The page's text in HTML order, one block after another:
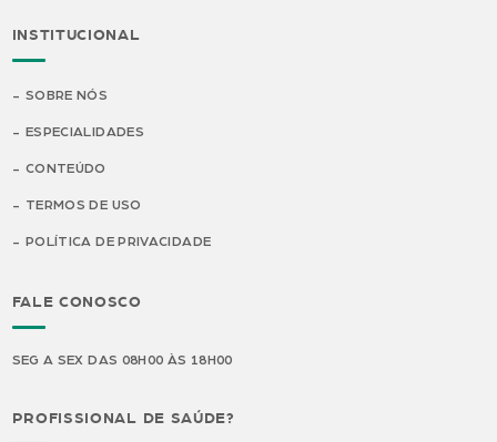
INSTITUCIONAL
SOBRE NÓS
ESPECIALIDADES
CONTEÚDO
TERMOS DE USO
POLÍTICA DE PRIVACIDADE
FALE CONOSCO
SEG A SEX DAS 08H00 ÀS 18H00
PROFISSIONAL DE SAÚDE?